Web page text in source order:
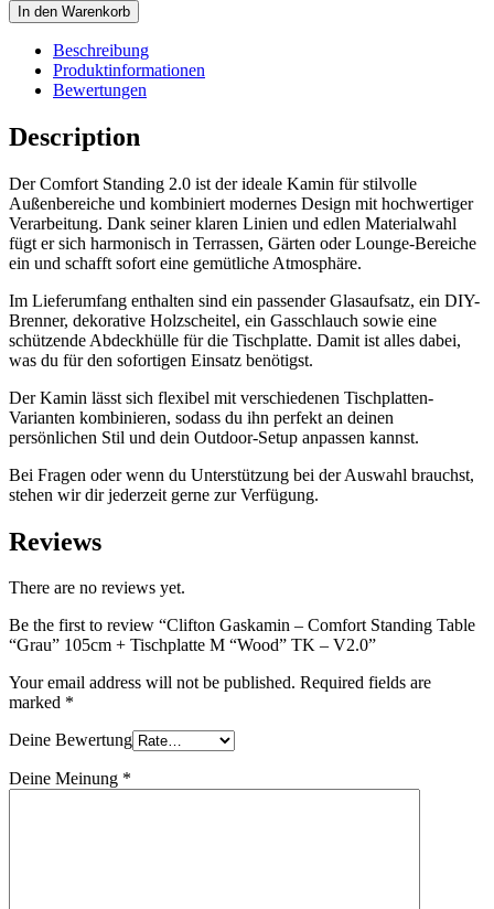
In den Warenkorb
Beschreibung
Produktinformationen
Bewertungen
Description
Der Comfort Standing 2.0 ist der ideale Kamin für stilvolle
Außenbereiche und kombiniert modernes Design mit hochwertiger
Verarbeitung. Dank seiner klaren Linien und edlen Materialwahl
fügt er sich harmonisch in Terrassen, Gärten oder Lounge-Bereiche
ein und schafft sofort eine gemütliche Atmosphäre.
Im Lieferumfang enthalten sind ein passender Glasaufsatz, ein DIY-
Brenner, dekorative Holzscheitel, ein Gasschlauch sowie eine
schützende Abdeckhülle für die Tischplatte. Damit ist alles dabei,
was du für den sofortigen Einsatz benötigst.
Der Kamin lässt sich flexibel mit verschiedenen Tischplatten-
Varianten kombinieren, sodass du ihn perfekt an deinen
persönlichen Stil und dein Outdoor-Setup anpassen kannst.
Bei Fragen oder wenn du Unterstützung bei der Auswahl brauchst,
stehen wir dir jederzeit gerne zur Verfügung.
Reviews
There are no reviews yet.
Be the first to review “Clifton Gaskamin – Comfort Standing Table
“Grau” 105cm + Tischplatte M “Wood” TK – V2.0”
Your email address will not be published. Required fields are
marked *
Deine Bewertung
Deine Meinung *